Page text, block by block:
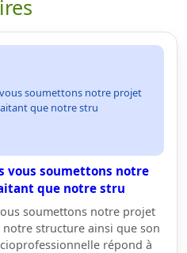
soumettons notre projet
que notre stru
vous soumettons notre
que notre stru
soumettons notre projet
structure ainsi que son
répond à